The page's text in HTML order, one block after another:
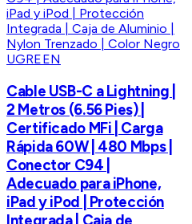
UGREEN
Cable USB-C a Lightning |
2 Metros (6.56 Pies) |
Certificado MFi | Carga
Rápida 60W | 480 Mbps |
Conector C94 |
Adecuado para iPhone,
iPad y iPod | Protección
Integrada | Caja de